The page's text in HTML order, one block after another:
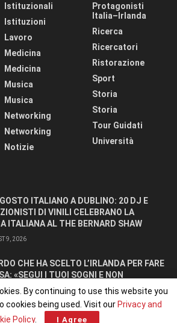
Istituzionali
Istituzioni
Lavoro
Medicina
Medicina
Musica
Musica
Networking
Networking
Notizie
Protagonisti
Italia–Irlanda
Ricerca
Ricercatori
Ristorazione
Sport
Storia
Storia
Tour Guidati
Università
ITALIANO A DUBLINO: 20 DJ E
DI VINILI CELEBRANO LA
ITALIANA AL THE BERNARD SHAW
9, 2026
CHE HA SCELTO L’IRLANDA PER FARE
«SEGUI I TUOI SOGNI E NON
SI CONOSCONO IN UN OSTELLO.
8, 2026
By continuing to use this website you
cookies being used. Visit our Privacy and
Policy. I Agree